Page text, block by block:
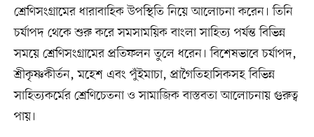
শ্রেণিসংগ্রামের ধারাবাহিক উপস্থিতি নিয়ে আলোচনা করেন। তিনি
চর্যাপদ থেকে শুরু করে সমসাময়িক বাংলা সাহিত্য পর্যন্ত বিভিন্ন
সময়ে শ্রেণিসংগ্রামের প্রতিফলন তুলে ধরেন। বিশেষভাবে চর্যাপদ,
শ্রীকৃষ্ণকীর্তন, মহেশ এবং পুঁইমাচা, প্রাগৈতিহাসিকসহ বিভিন্ন
সাহিত্যকর্মের শ্রেণিচেতনা ও সামাজিক বাস্তবতা আলোচনায় গুরুত্ব
পায়।